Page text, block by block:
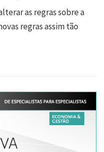
as regras sobre a
regras assim tão